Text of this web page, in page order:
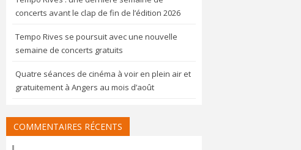
concerts avant le clap de fin de l’édition 2026
Tempo Rives se poursuit avec une nouvelle
semaine de concerts gratuits
Quatre séances de cinéma à voir en plein air et
gratuitement à Angers au mois d’août
COMMENTAIRES RÉCENTS